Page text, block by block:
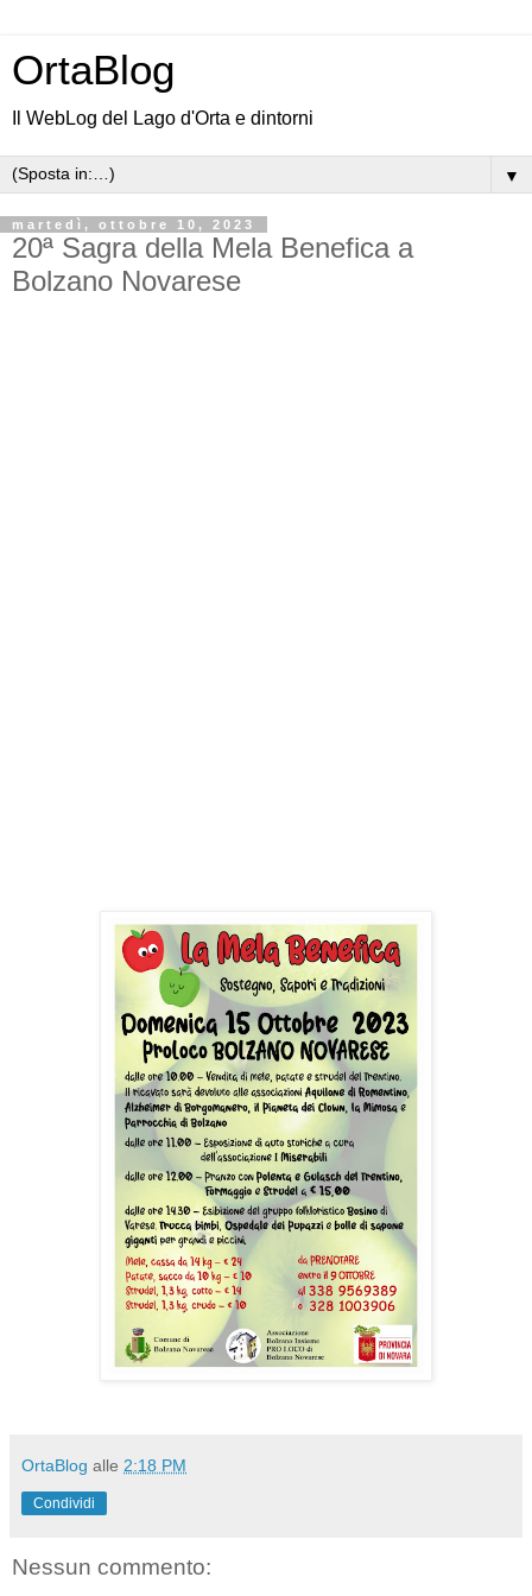
OrtaBlog
Il WebLog del Lago d'Orta e dintorni
▼
martedì, ottobre 10, 2023
20ª Sagra della Mela Benefica a
Bolzano Novarese
OrtaBlog alle 2:18 PM
Condividi
Nessun commento: